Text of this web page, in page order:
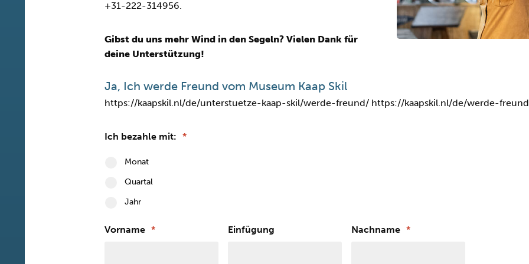
+31-222-314956.
Gibst du uns mehr Wind in den Segeln? Vielen Dank für
deine Unterstützung!
Ja, Ich werde Freund vom Museum Kaap Skil
https://kaapskil.nl/de/unterstuetze-kaap-skil/werde-freund/ https://kaapskil.nl/de/werde-
Ich bezahle mit: *
Monat
Quartal
Jahr
Vorname * Einfügung Nachname *